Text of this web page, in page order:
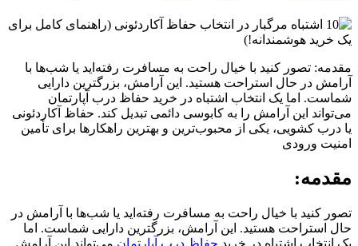
مقدمه: تصور کنید با خیال راحت به مسافرت رفته‌اید یا شب‌ها با
آرامش در حال استراحت هستید. این آرامش، بزرگترین دارایی
شماست. اما یک انتخاب اشتباه در خرید حفاظ درب آپارتمان
می‌تواند این آرامش را به کابوسی دائمی تبدیل کند. حفاظ آکاردئونی
یا درب کشویی، یکی از محبوب‌ترین و بهترین راهکارها برای تأمین
امنیت ورودی
مقدمه:
تصور کنید با خیال راحت به مسافرت رفته‌اید یا شب‌ها با آرامش در
حال استراحت هستید. این آرامش، بزرگترین دارایی شماست. اما
یک انتخاب اشتباه در خرید حفاظ درب آپارتمان می‌تواند این آرامش